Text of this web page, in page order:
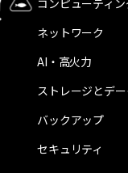
コンピューティ
ネットワーク
AI・高火力
ストレージとデー
バックアップ
セキュリティ